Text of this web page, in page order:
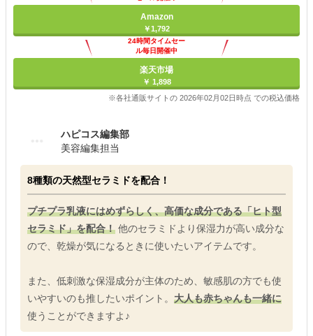
Amazon
￥1,792
24時間タイムセー
ル毎日開催中
楽天市場
￥ 1,898
※各社通販サイトの 2026年02月02日時点 での税込価格
ハピコス編集部
美容編集担当
8種類の天然型セラミドを配合！
プチプラ乳液にはめずらしく、高価な成分である「ヒト型
セラミド」を配合！ 他のセラミドより保湿力が高い成分な
ので、乾燥が気になるときに使いたいアイテムです。
また、低刺激な保湿成分が主体のため、敏感肌の方でも使
いやすいのも推したいポイント。 大人も赤ちゃんも一緒に
使うことができますよ♪